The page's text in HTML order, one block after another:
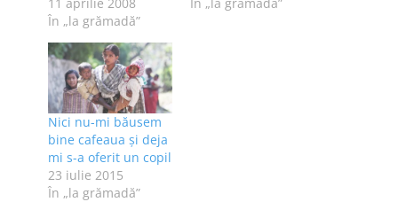
unde am lucrat şi eu
o bună perioadă de
timp, ca editor,
corector, om bun la
toate ş.a., a ajuns la
numărul 1.000. Sunt
multe, foarte multe
apariţii pentru un…
În „la grămadă”
Nici nu-mi băusem
bine cafeaua și deja
mi s-a oferit un copil
23 iulie 2015
În „la grămadă”